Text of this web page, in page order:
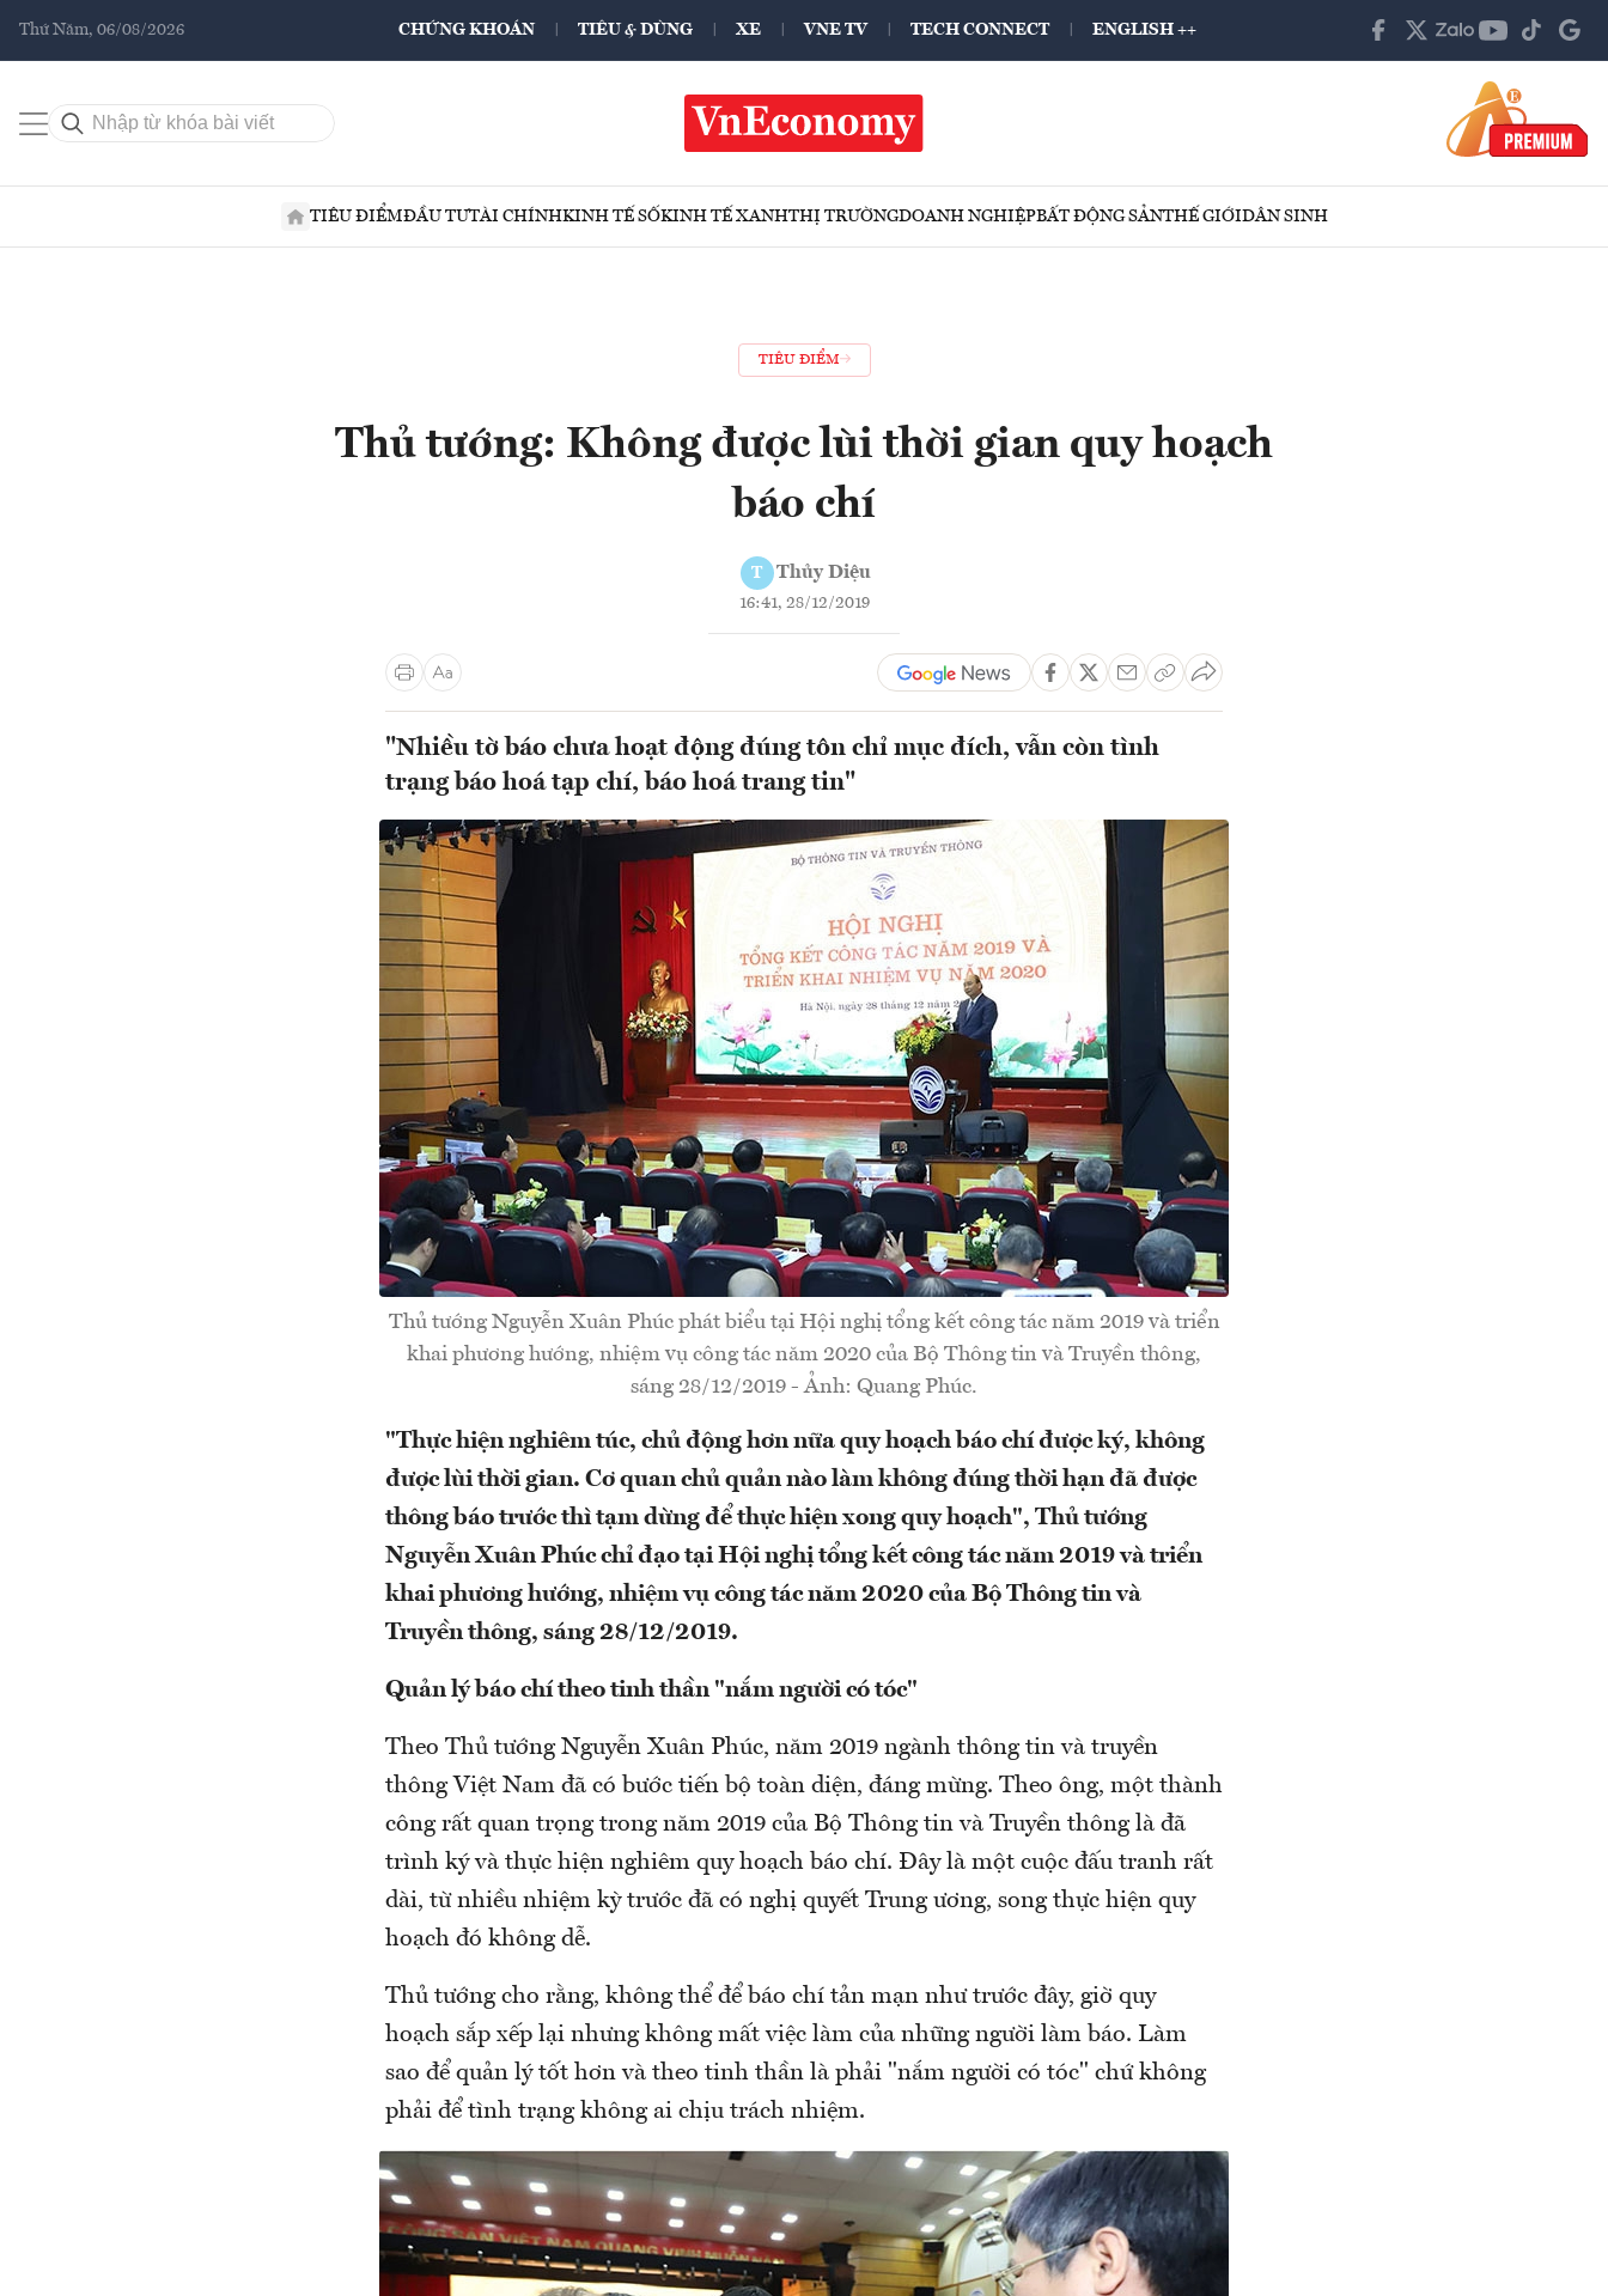
Thứ Năm, 06/08/2026 CHỨNG KHOÁN TIÊU & DÙNG XE VNE TV TECH CONNECT ENGLISH ++
TIÊU ĐIỂMĐẦU TƯTÀI CHÍNHKINH TẾ SỐKINH TẾ XANHTHỊ TRƯỜNGDOANH NGHIỆPBẤT ĐỘNG SẢNTHẾ GIỚIDÂN SINH
TIÊU ĐIỂM
Thủ tướng: Không được lùi thời gian quy hoạch
báo chí
T Thủy Diệu
16:41, 28/12/2019
"Nhiều tờ báo chưa hoạt động đúng tôn chỉ mục đích, vẫn còn tình
trạng báo hoá tạp chí, báo hoá trang tin"
Thủ tướng Nguyễn Xuân Phúc phát biểu tại Hội nghị tổng kết công tác năm 2019 và triển
khai phương hướng, nhiệm vụ công tác năm 2020 của Bộ Thông tin và Truyền thông,
sáng 28/12/2019 - Ảnh: Quang Phúc.
"Thực hiện nghiêm túc, chủ động hơn nữa quy hoạch báo chí được ký, không
được lùi thời gian. Cơ quan chủ quản nào làm không đúng thời hạn đã được
thông báo trước thì tạm dừng để thực hiện xong quy hoạch", Thủ tướng
Nguyễn Xuân Phúc chỉ đạo tại Hội nghị tổng kết công tác năm 2019 và triển
khai phương hướng, nhiệm vụ công tác năm 2020 của Bộ Thông tin và
Truyền thông, sáng 28/12/2019.
Quản lý báo chí theo tinh thần "nắm người có tóc"
Theo Thủ tướng Nguyễn Xuân Phúc, năm 2019 ngành thông tin và truyền
thông Việt Nam đã có bước tiến bộ toàn diện, đáng mừng. Theo ông, một thành
công rất quan trọng trong năm 2019 của Bộ Thông tin và Truyền thông là đã
trình ký và thực hiện nghiêm quy hoạch báo chí. Đây là một cuộc đấu tranh rất
dài, từ nhiều nhiệm kỳ trước đã có nghị quyết Trung ương, song thực hiện quy
hoạch đó không dễ.
Thủ tướng cho rằng, không thể để báo chí tản mạn như trước đây, giờ quy
hoạch sắp xếp lại nhưng không mất việc làm của những người làm báo. Làm
sao để quản lý tốt hơn và theo tinh thần là phải "nắm người có tóc" chứ không
phải để tình trạng không ai chịu trách nhiệm.